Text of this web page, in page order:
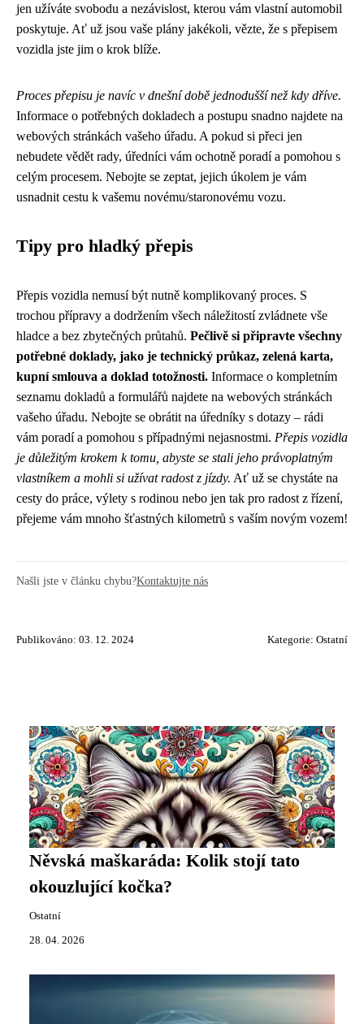
jen užíváte svobodu a nezávislost, kterou vám vlastní automobil
poskytuje. Ať už jsou vaše plány jakékoli, vězte, že s přepisem
vozidla jste jim o krok blíže.
Proces přepisu je navíc v dnešní době jednodušší než kdy dříve.
Informace o potřebných dokladech a postupu snadno najdete na
webových stránkách vašeho úřadu. A pokud si přeci jen
nebudete vědět rady, úředníci vám ochotně poradí a pomohou s
celým procesem. Nebojte se zeptat, jejich úkolem je vám
usnadnit cestu k vašemu novému/staronovému vozu.
Tipy pro hladký přepis
Přepis vozidla nemusí být nutně komplikovaný proces. S
trochou přípravy a dodržením všech náležitostí zvládnete vše
hladce a bez zbytečných průtahů. Pečlivě si připravte všechny
potřebné doklady, jako je technický průkaz, zelená karta,
kupní smlouva a doklad totožnosti. Informace o kompletním
seznamu dokladů a formulářů najdete na webových stránkách
vašeho úřadu. Nebojte se obrátit na úředníky s dotazy – rádi
vám poradí a pomohou s případnými nejasnostmi. Přepis vozidla
je důležitým krokem k tomu, abyste se stali jeho právoplatným
vlastníkem a mohli si užívat radost z jízdy. Ať už se chystáte na
cesty do práce, výlety s rodinou nebo jen tak pro radost z řízení,
přejeme vám mnoho šťastných kilometrů s vaším novým vozem!
Našli jste v článku chybu?Kontaktujte nás
Publikováno: 03. 12. 2024 Kategorie: Ostatní
Něvská maškaráda: Kolik stojí tato
okouzlující kočka?
Ostatní
28. 04. 2026